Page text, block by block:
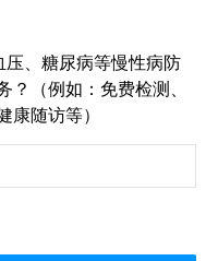
、糖尿病等慢性病防
（例如：免费检测、
随访等）